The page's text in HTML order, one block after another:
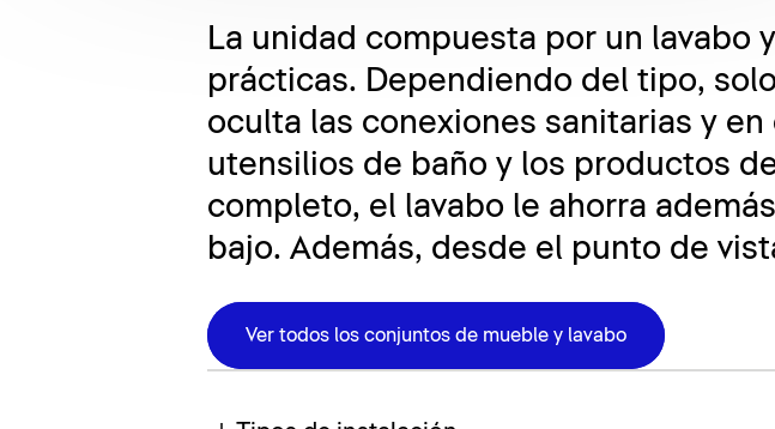
La unidad compuesta por un lavabo
prácticas. Dependiendo del tipo,
oculta las conexiones sanitarias y
utensilios de baño y los productos
completo, el lavabo le ahorra
bajo. Además, desde el punto de
Ver todos los conjuntos de mueble y lavabo